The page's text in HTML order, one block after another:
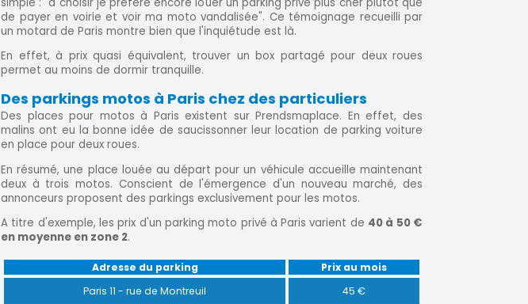
de payer en voirie et voir ma moto vandalisée". Ce témoignage recueilli par
un motard de Paris montre bien que l'inquiétude est là.
En effet, à prix quasi équivalent, trouver un box partagé pour deux roues
permet au moins de dormir tranquille.
Des parkings motos à Paris chez des particuliers
Des places pour motos à Paris existent sur Prendsmaplace. En effet, des
malins ont eu la bonne idée de saucissonner leur location de parking voiture
en place pour deux roues.
En résumé, une place louée au départ pour un véhicule accueille maintenant
deux à trois motos. Conscient de l'émergence d'un nouveau marché, des
annonceurs proposent des parkings exclusivement pour les motos.
A titre d'exemple, les prix d'un parking moto privé à Paris varient de 40 à 50 €
en moyenne en zone 2.
Adresse du parking
Prix au mois
Paris 11 - rue de Montreuil
45 €